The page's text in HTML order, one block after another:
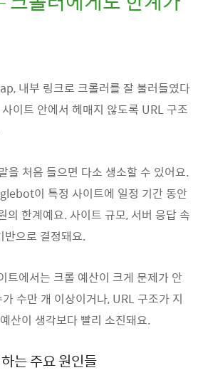
내부 링크로 크롤러를 잘 불러들였다
이트 안에서 헤매지 않도록 URL 구조
을 처음 들으면 다소 생소할 수 있어요.
이 특정 사이트에 일정 기간 동안
의 한계예요. 사이트 규모, 서버 응답 속
반으로 결정돼요.
트에서는 크롤 예산이 크게 문제가 안
수만 개 이상이거나, URL 구조가 지
산이 생각보다 빨리 소진돼요.
는 주요 원인들